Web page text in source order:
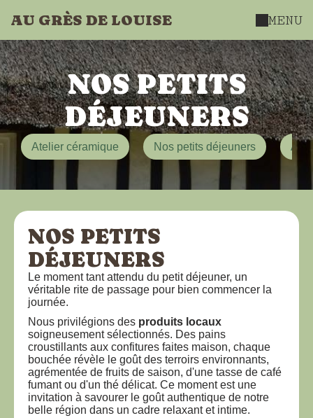
AU GRÈS DE LOUISE MENU
NOS PETITS
DÉJEUNERS
Atelier céramique Nos petits déjeuners
NOS PETITS
DÉJEUNERS
Le moment tant attendu du petit déjeuner, un
véritable rite de passage pour bien commencer la
journée.
Nous privilégions des produits locaux
soigneusement sélectionnés. Des pains
croustillants aux confitures faites maison, chaque
bouchée révèle le goût des terroirs environnants,
agrémentée de fruits de saison, d'une tasse de café
fumant ou d'un thé délicat. Ce moment est une
invitation à savourer le goût authentique de notre
belle région dans un cadre relaxant et intime.